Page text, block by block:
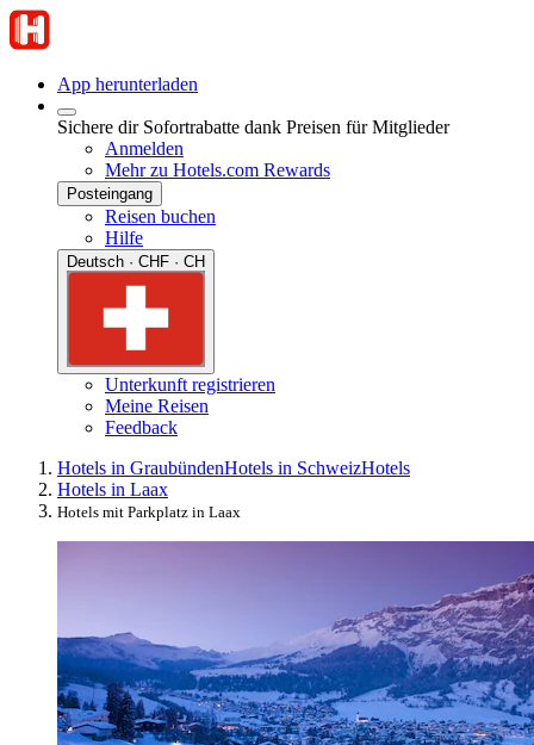
App herunterladen
Sichere dir Sofortrabatte dank Preisen für Mitglieder
Anmelden
Mehr zu Hotels.com Rewards
Posteingang
Reisen buchen
Hilfe
Deutsch · CHF · CH
Unterkunft registrieren
Meine Reisen
Feedback
Hotels in GraubündenHotels in SchweizHotels
Hotels in Laax
Hotels mit Parkplatz in Laax